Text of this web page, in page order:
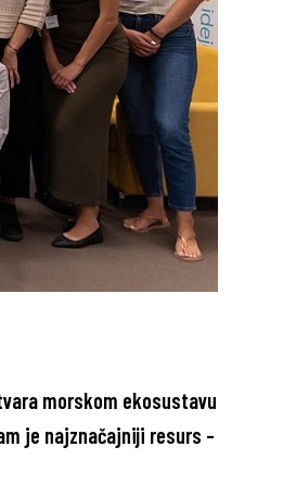
morskom ekosustavu
je najznačajniji resurs –